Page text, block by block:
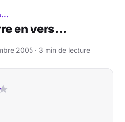
en vers…
2005 · 3 min de lecture